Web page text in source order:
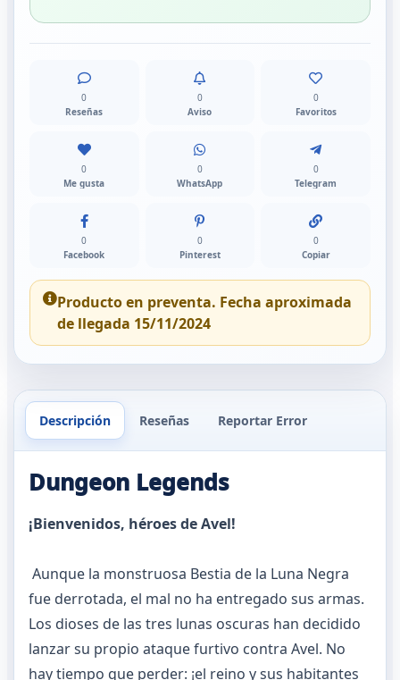
0
Reseñas
0
Aviso
0
Favoritos
0
Me gusta
0
WhatsApp
0
Telegram
0
Facebook
0
Pinterest
0
Copiar
Producto en preventa. Fecha aproximada
de llegada 15/11/2024
Descripción Reseñas Reportar Error
Dungeon Legends
¡Bienvenidos, héroes de Avel!
Aunque la monstruosa Bestia de la Luna Negra
fue derrotada, el mal no ha entregado sus armas.
Los dioses de las tres lunas oscuras han decidido
lanzar su propio ataque furtivo contra Avel. No
hay tiempo que perder: ¡el reino y sus habitantes